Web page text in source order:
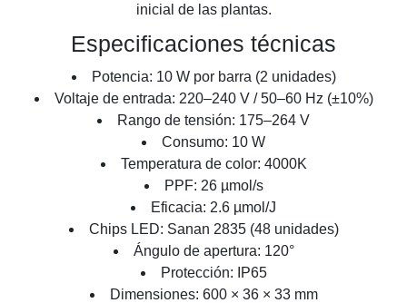
inicial de las plantas.
Especificaciones técnicas
Potencia: 10 W por barra (2 unidades)
Voltaje de entrada: 220–240 V / 50–60 Hz (±10%)
Rango de tensión: 175–264 V
Consumo: 10 W
Temperatura de color: 4000K
PPF: 26 µmol/s
Eficacia: 2.6 µmol/J
Chips LED: Sanan 2835 (48 unidades)
Ángulo de apertura: 120°
Protección: IP65
Dimensiones: 600 × 36 × 33 mm